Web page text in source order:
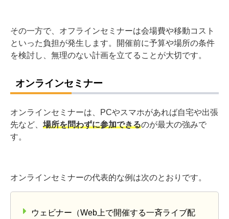
その一方で、オフラインセミナーは会場費や移動コスト
といった負担が発生します。開催前に予算や場所の条件
を検討し、無理のない計画を立てることが大切です。
オンラインセミナー
オンラインセミナーは、PCやスマホがあれば自宅や出張
先など、 場所を問わずに参加できるのが最大の強みで
す。
オンラインセミナーの代表的な例は次のとおりです。
ウェビナー（Web上で開催する一斉ライブ配